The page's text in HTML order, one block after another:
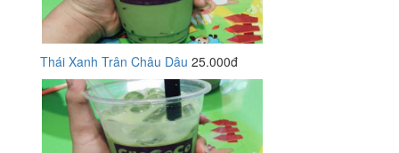
Thái Xanh Trân Châu Dâu 25.000đ